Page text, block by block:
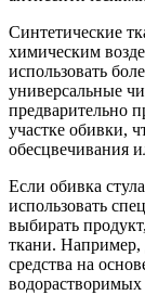
Синтетические
химическим
использовать
универсальные
предварительно
участке обивки,
обесцвечивания
Если обивка
использовать
выбирать
ткани. Например,
средства на
водорастворимых